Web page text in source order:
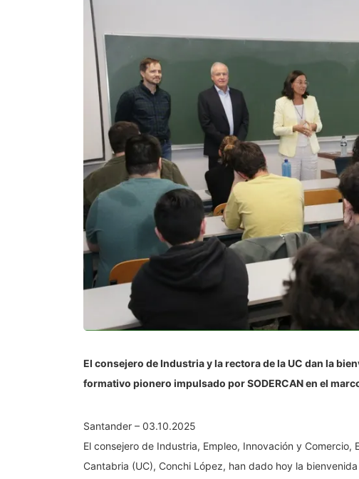
El consejero de Industria y la rectora de la UC dan la
formativo pionero impulsado por SODERCAN en el
Santander – 03.10.2025
El consejero de Industria, Empleo, Innovación y
Cantabria (UC), Conchi López, han dado hoy la